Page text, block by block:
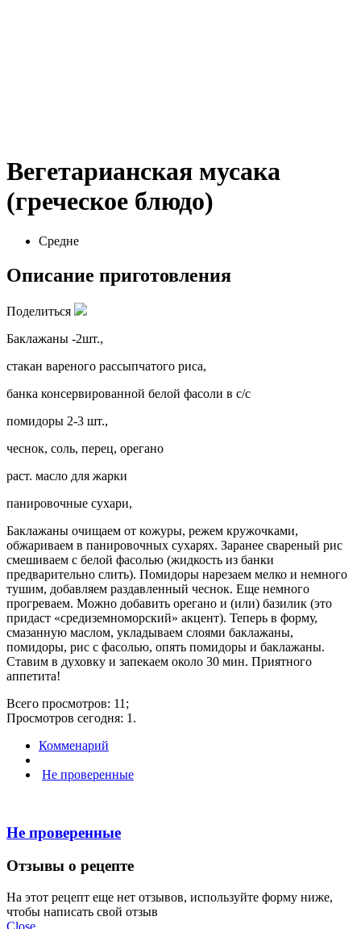
Вегетарианская мусака
(греческое блюдо)
Средне
Описание приготовления
Поделиться
Баклажаны -2шт.,
стакан вареного рассыпчатого риса,
банка консервированной белой фасоли в с/с
помидоры 2-3 шт.,
чеснок, соль, перец, орегано
раст. масло для жарки
панировочные сухари,
Баклажаны очищаем от кожуры, режем кружочками,
обжариваем в панировочных сухарях. Заранее свареный рис
смешиваем с белой фасолью (жидкость из банки
предварительно слить). Помидоры нарезаем мелко и немного
тушим, добавляем раздавленный чеснок. Еще немного
прогреваем. Можно добавить орегано и (или) базилик (это
придаст «средиземноморский» акцент). Теперь в форму,
смазанную маслом, укладываем слоями баклажаны,
помидоры, рис с фасолью, опять помидоры и баклажаны.
Ставим в духовку и запекаем около 30 мин. Приятного
аппетита!
Всего просмотров: 11;
Просмотров сегодня: 1.
Комменарий
Не проверенные
Не проверенные
Отзывы о рецепте
На этот рецепт еще нет отзывов, используйте форму ниже,
чтобы написать свой отзыв
Close